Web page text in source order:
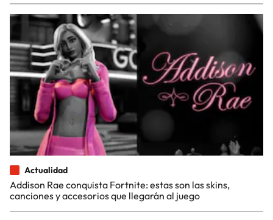
Actualidad
Addison Rae conquista Fortnite: estas son las skins,
canciones y accesorios que llegarán al juego